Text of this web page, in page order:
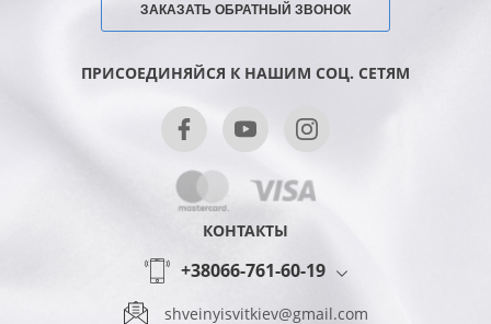
ЗАКАЗАТЬ ОБРАТНЫЙ ЗВОНОК
ПРИСОЕДИНЯЙСЯ К НАШИМ СОЦ. СЕТЯМ
КОНТАКТЫ
+38066-761-60-19
shveinyisvitkiev@gmail.com